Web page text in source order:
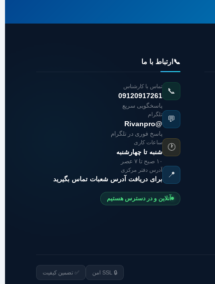
📞ارتباط با ما
📞
تماس با کارشناس
09120917261
پاسخگویی سریع
💬
تلگرام
@Rivanpro
پاسخ فوری در تلگرام
🕐
ساعات کاری
شنبه تا چهارشنبه
۱۰ صبح تا ۷ عصر
📍
آدرس دفتر مرکزی
برای دریافت آدرس شعبات تماس بگیرید
آنلاین و در دسترس هستیم
🔒 SSL امن ✅ تضمین کیفیت